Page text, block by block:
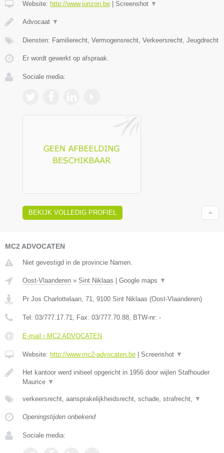
Website: http://www.jurizon.be | Screenshot ▼
Advocaat ▼
Diensten: Familierecht, Vermogensrecht, Verkeersrecht, Jeugdrecht
Er wordt gewerkt op afspraak.
Sociale media:
BEKIJK VOLLEDIG PROFIEL
MC2 ADVOCATEN
Niet gevestigd in de provincie Namen.
Oost-Vlaanderen » Sint Niklaas Google maps ▼
Pr Jos Charlottelaan, 71, 9100 Sint Niklaas (Oost-Vlaanderen)
Tel: 03/777.17.71, Fax: 03/777.70.88, BTW-nr: -
E-mail › MC2 ADVOCATEN
Website: http://www.mc2-advocaten.be Screenshot ▼
Het kantoor werd initieel opgericht in 1956 door wijlen Stafhouder
Maurice ▼
verkeersrecht, aansprakelijkheidsrecht, schade, strafrecht, ▼
Openingstijden onbekend
Sociale media: